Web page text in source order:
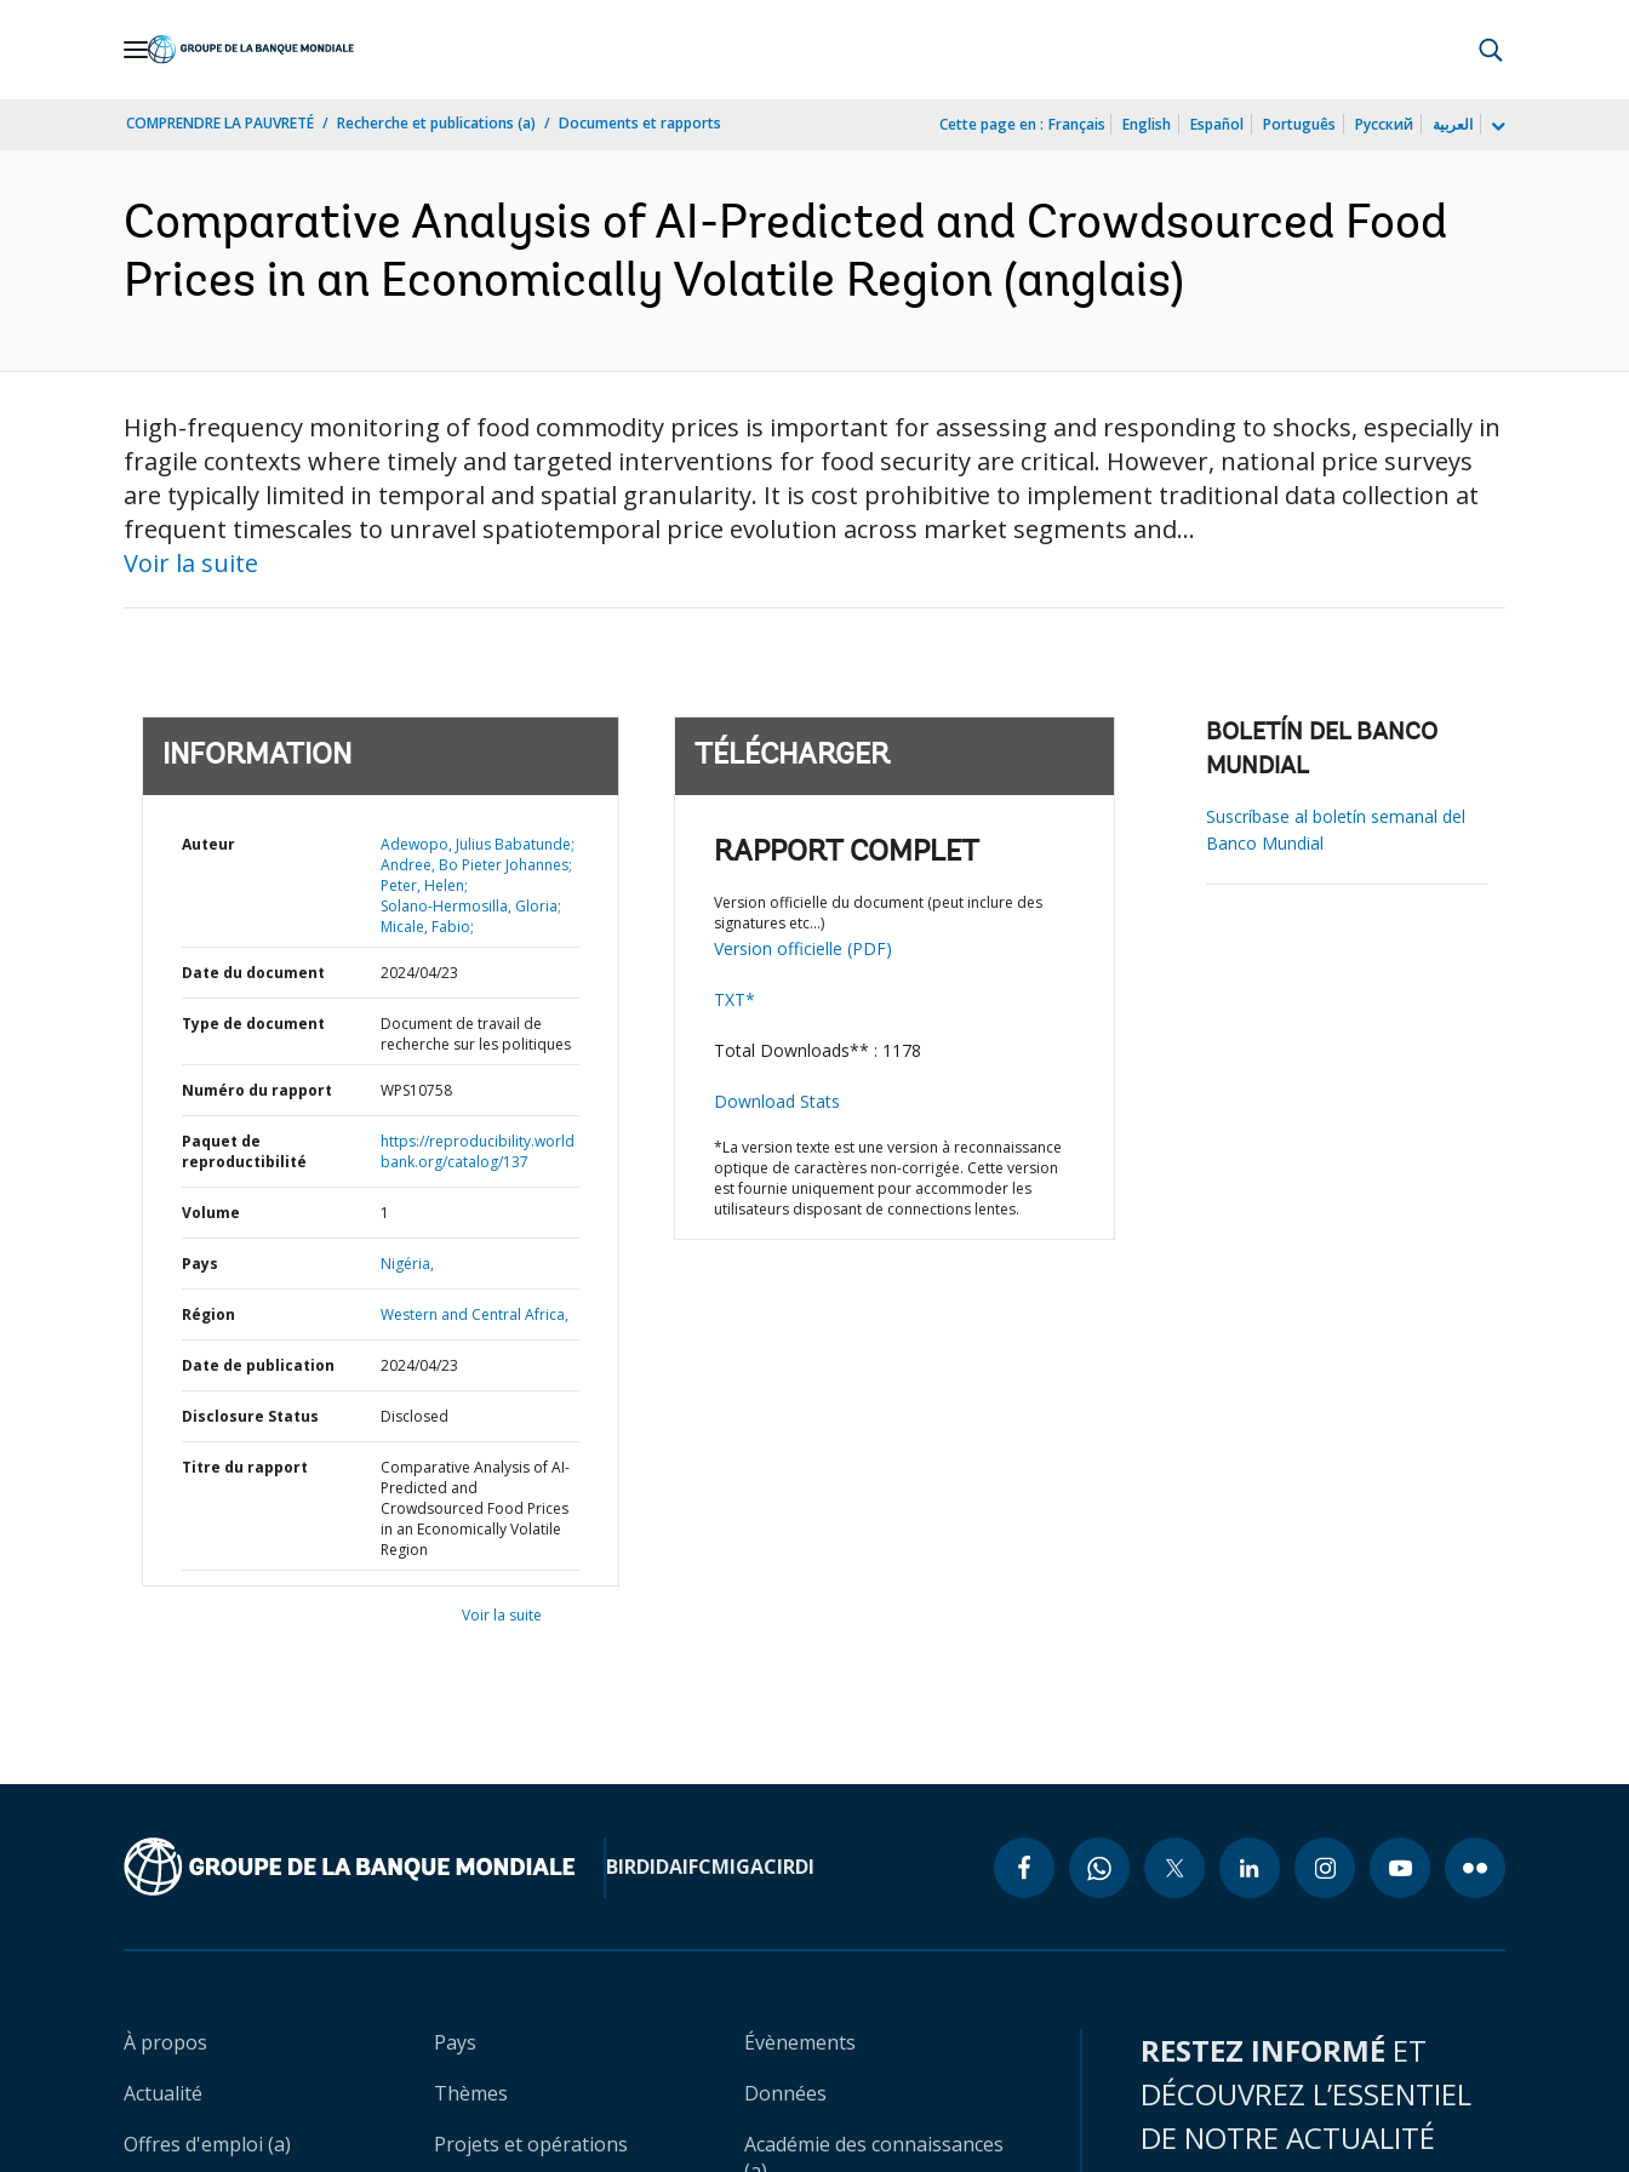
COMPRENDRE LA PAUVRETÉ Recherche et publications (a) Documents et rapports Cette page en : Français English Español Português Русский العربية
Comparative Analysis of AI-Predicted and Crowdsourced Food
Prices in an Economically Volatile Region (anglais)
High-frequency monitoring of food commodity prices is important for assessing and responding to shocks, especially in
fragile contexts where timely and targeted interventions for food security are critical. However, national price surveys
are typically limited in temporal and spatial granularity. It is cost prohibitive to implement traditional data collection at
frequent timescales to unravel spatiotemporal price evolution across market segments and...
Voir la suite
INFORMATION
Auteur
Adewopo, Julius Babatunde;
Andree, Bo Pieter Johannes;
Peter, Helen;
Solano-Hermosilla, Gloria;
Micale, Fabio;
Date du document 2024/04/23
Type de document
Document de travail de
recherche sur les politiques
Numéro du rapport WPS10758
Paquet de
reproductibilité
https://reproducibility.world
bank.org/catalog/137
Volume 1
Pays Nigéria,
Région Western and Central Africa,
Date de publication 2024/04/23
Disclosure Status Disclosed
Titre du rapport
Comparative Analysis of AI-
Predicted and
Crowdsourced Food Prices
in an Economically Volatile
Region
Voir la suite
TÉLÉCHARGER
RAPPORT COMPLET
Version officielle du document (peut inclure des
signatures etc…)
Version officielle (PDF)
TXT*
Total Downloads** : 1178
Download Stats
*La version texte est une version à reconnaissance
optique de caractères non-corrigée. Cette version
est fournie uniquement pour accommoder les
utilisateurs disposant de connections lentes.
BOLETÍN DEL BANCO
MUNDIAL
Suscríbase al boletín semanal del
Banco Mundial
BIRDIDAIFCMIGACIRDI
À propos
Actualité
Offres d'emploi (a)
Pays
Thèmes
Projets et opérations
Évènements
Données
Académie des connaissances
RESTEZ INFORMÉ ET
DÉCOUVREZ L’ESSENTIEL
DE NOTRE ACTUALITÉ